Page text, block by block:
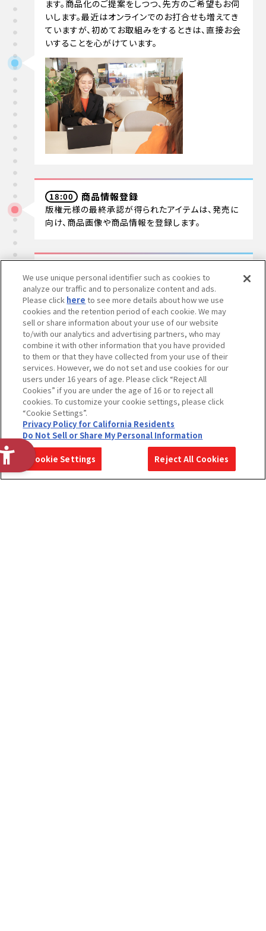
2028年度
ENTRY
MYPAGE
2027年度
MYPAGE
ます。商品化のご提案をしつつ、先方のご希望もお伺
いします。最近はオンラインでのお打合せも増えてき
ていますが、初めてお取組みをするときは、直接お会
いすることを心がけています。
18:00 商品情報登録
版権元様の最終承認が得られたアイテムは、発売に
向け、商品画像や商品情報を登録します。
明日優先的に取り掛かるべきことを考えつつ、足早
に帰ります！お家大好き！
あなたにとって
バンダイ・BANDAI SPIRITSとは？
We use unique personal identifier such as cookies to
analyze our traffic and to personalize content and ads.
Please click here to see more details about how we use
cookies and the retention period of each cookie. We may
sell or share information about your use of our website
to/with our analytics and advertising partners, who may
combine it with other information that you have provided
to them or that they have collected from your use of their
services. However, we do not set and use cookies for our
users under 16 years of age. Please click “Reject All
Cookies” if you are under the age of 16 or to reject all
cookies. To customize your cookie settings, please click
“Cookie Settings”.
Privacy Policy for California Residents
Do Not Sell or Share My Personal Information
Cookie Settings Reject All Cookies